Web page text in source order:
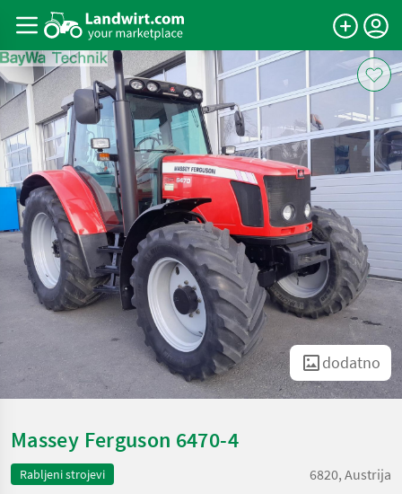
dodatno
Massey Ferguson 6470-4
Rabljeni strojevi 6820, Austrija